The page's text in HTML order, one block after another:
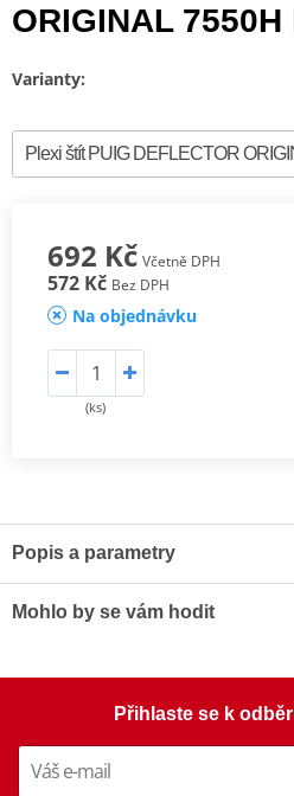
ORIGINAL
Varianty:
692 Kč Včetně DPH
572 Kč Bez DPH
Na objednávku
(ks)
Popis a parametry
Mohlo by se vám hodit
Přihlaste se k